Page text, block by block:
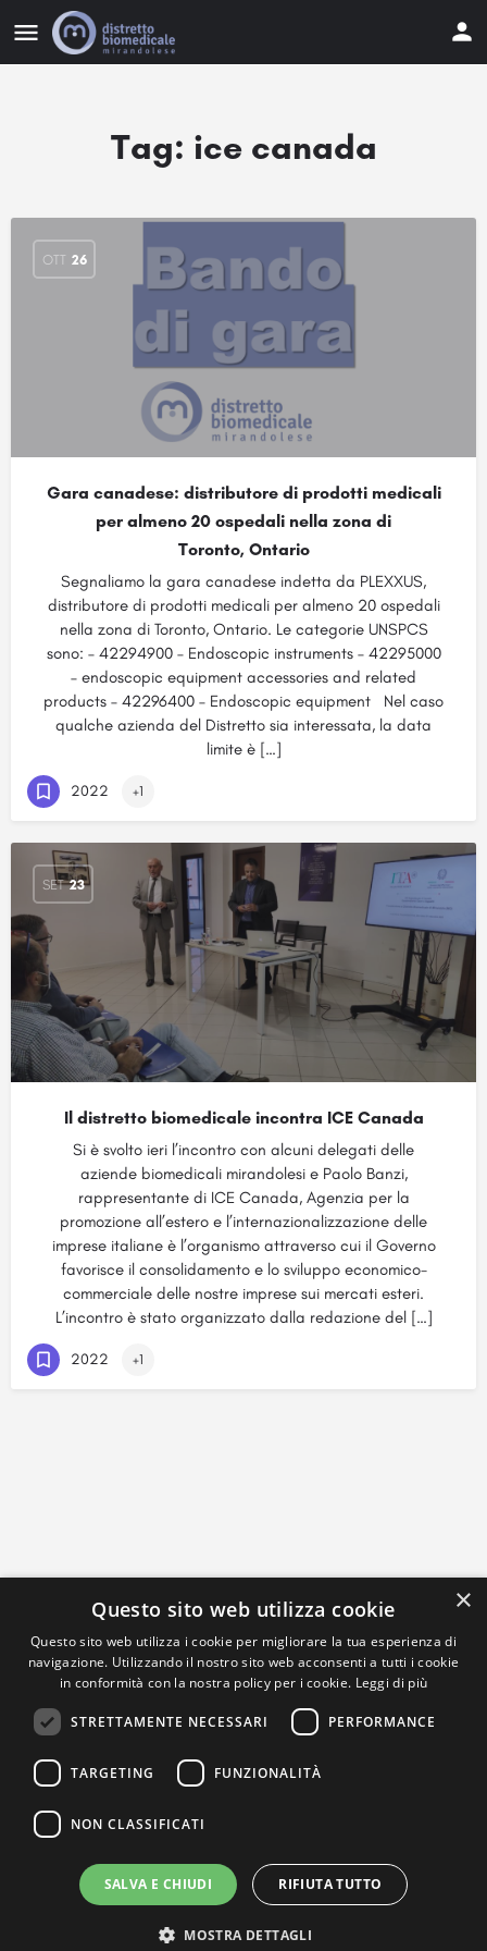
Tag: ice canada
OTT 26
Gara canadese: distributore di prodotti medicali
per almeno 20 ospedali nella zona di
Toronto, Ontario
Segnaliamo la gara canadese indetta da PLEXXUS,
distributore di prodotti medicali per almeno 20 ospedali
nella zona di Toronto, Ontario. Le categorie UNSPCS
sono: – 42294900 – Endoscopic instruments – 42295000
– endoscopic equipment accessories and related
products – 42296400 – Endoscopic equipment Nel caso
qualche azienda del Distretto sia interessata, la data
limite è […]
2022 +1
SET 23
Il distretto biomedicale incontra ICE Canada
Si è svolto ieri l’incontro con alcuni delegati delle
aziende biomedicali mirandolesi e Paolo Banzi,
rappresentante di ICE Canada, Agenzia per la
promozione all’estero e l’internazionalizzazione delle
imprese italiane è l’organismo attraverso cui il Governo
favorisce il consolidamento e lo sviluppo economico-
commerciale delle nostre imprese sui mercati esteri.
L’incontro è stato organizzato dalla redazione del […]
2022 +1
×
Questo sito web utilizza cookie
Questo sito web utilizza i cookie per migliorare la tua esperienza di
navigazione. Utilizzando il nostro sito web acconsenti a tutti i cookie
in conformità con la nostra policy per i cookie. Leggi di più
STRETTAMENTE NECESSARI PERFORMANCE
TARGETING FUNZIONALITÀ
NON CLASSIFICATI
SALVA E CHIUDI RIFIUTA TUTTO
MOSTRA DETTAGLI